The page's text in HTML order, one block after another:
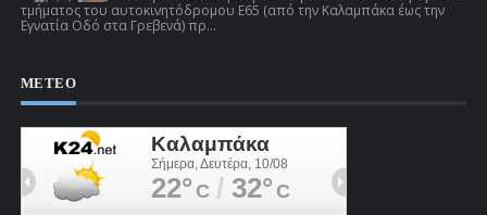
τμήματος του αυτοκινητόδρομου Ε65 (από την Καλαμπάκα έως την
Εγνατία Οδό στα Γρεβενά) πρ...
ΜΕΤΕΟ